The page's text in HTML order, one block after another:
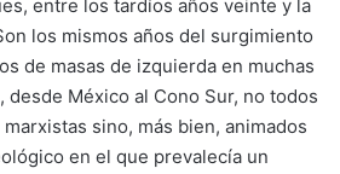
entre los tardíos años veinte y la
los mismos años del surgimiento
de masas de izquierda en muchas
desde México al Cono Sur, no todos
sino, más bien, animados
en el que prevalecía un